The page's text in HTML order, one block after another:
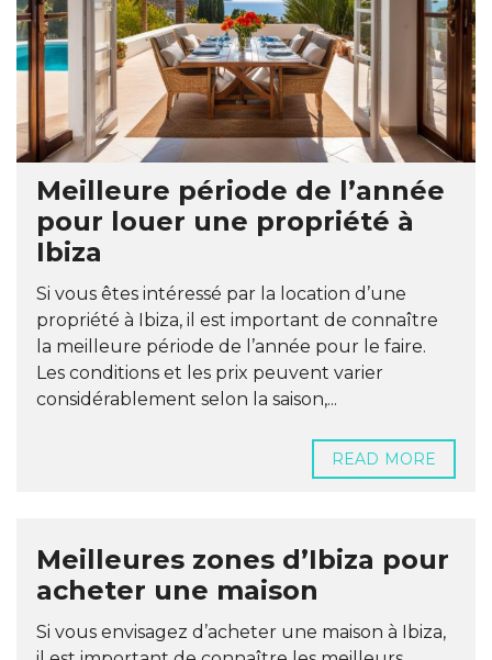
Meilleure période de l’année
pour louer une propriété à
Ibiza
Si vous êtes intéressé par la location d’une
propriété à Ibiza, il est important de connaître
la meilleure période de l’année pour le faire.
Les conditions et les prix peuvent varier
considérablement selon la saison,...
READ MORE
Meilleures zones d’Ibiza pour
acheter une maison
Si vous envisagez d’acheter une maison à Ibiza,